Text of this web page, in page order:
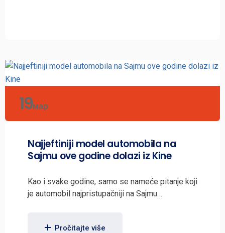
19мар
Najjeftiniji model automobila na
Sajmu ove godine dolazi iz Kine
Kao i svake godine, samo se nameće pitanje koji
je automobil najpristupačniji na Sajmu…
Pročitajte više